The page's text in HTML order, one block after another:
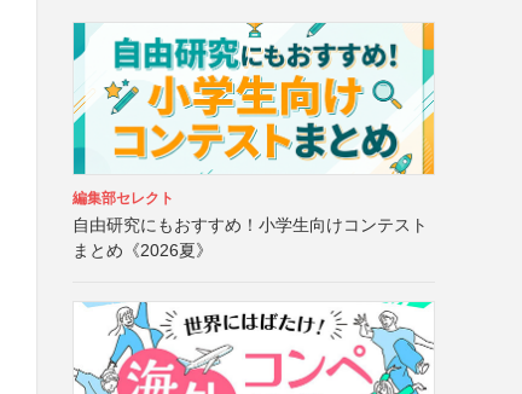
編集部セレクト
自由研究にもおすすめ！小学生向けコンテスト
まとめ《2026夏》